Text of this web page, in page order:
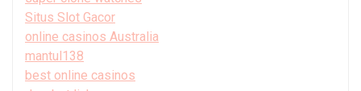
Situs Slot Gacor
online casinos Australia
mantul138
best online casinos